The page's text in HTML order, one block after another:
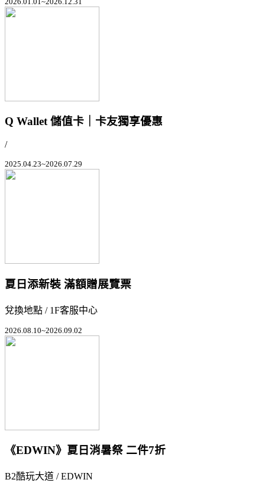
Q Wallet 儲值卡｜卡友獨享優惠
/
2025.04.23~2026.07.29
夏日添新裝 滿額贈展覽票
兌換地點 / 1F客服中心
2026.08.10~2026.09.02
《EDWIN》夏日消暑祭 二件7折
B2酷玩大道 / EDWIN